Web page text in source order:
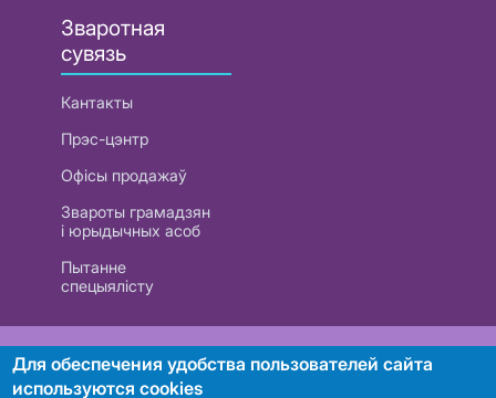
Зваротная
сувязь
Кантакты
Прэс-цэнтр
Офісы продажаў
Звароты грамадзян
і юрыдычных асоб
Пытанне
спецыялісту
РУП «Белтэлекам». УНП 101007741
Для обеспечения удобства пользователей сайта
используются cookies